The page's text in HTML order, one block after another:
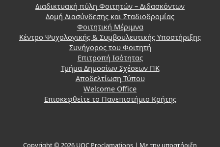
Διαδικτυακή πύλη Φοιτητών – Διδασκόντων
Δομή Διασύνδεσης και Σταδιοδρομίας
Φοιτητική Μέριμνα
Κέντρο Ψυχολογικής & Συμβουλευτικής Υποστήριξης
Συνήγορος του Φοιτητή
Επιτροπή Ισότητας
Τμήμα Δημοσίων Σχέσεων ΠΚ
Αποδελτίωση Τύπου
Welcome Office
Επισκεφθείτε το Πανεπιστήμιο Κρήτης
Copyright © 2026 UOC Proclamations | Με την υποστήριξη